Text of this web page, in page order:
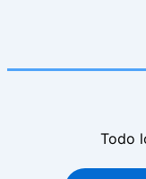
Todo